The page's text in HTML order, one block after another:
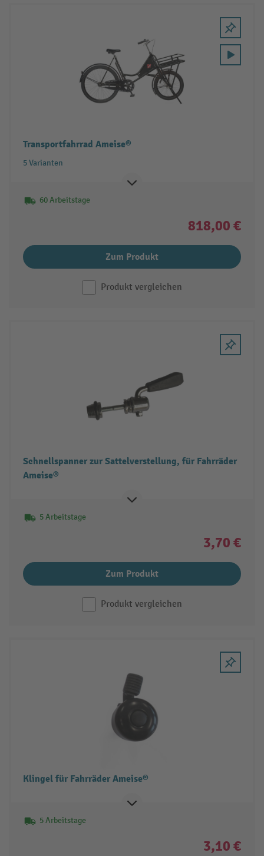
Transportfahrrad Ameise®
5 Varianten
60 Arbeitstage
818,00 €
Zum Produkt
Produkt vergleichen
Schnellspanner zur Sattelverstellung, für Fahrräder
Ameise®
5 Arbeitstage
3,70 €
Zum Produkt
Produkt vergleichen
Klingel für Fahrräder Ameise®
5 Arbeitstage
3,10 €